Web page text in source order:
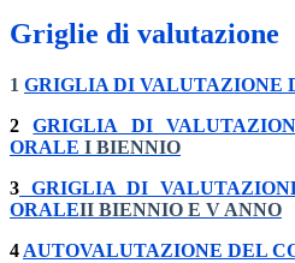
Griglie di valutazione
1 GRIGLIA DI VALUTAZIONE
2GRIGLIA DI
ORALE I BIENNIO
3 GRIGLIA DI
ORALEII BIENNIO E V ANNO
4 AUTOVALUTAZIONE DEL